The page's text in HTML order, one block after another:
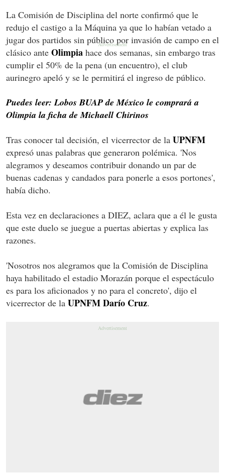
La Comisión de Disciplina del norte confirmó que le
redujo el castigo a la Máquina ya que lo habían vetado a
jugar dos partidos sin público por invasión de campo en el
clásico ante Olimpia hace dos semanas, sin embargo tras
cumplir el 50% de la pena (un encuentro), el club
aurinegro apeló y se le permitirá el ingreso de público.
Puedes leer: Lobos BUAP de México le comprará a
Olimpia la ficha de Michaell Chirinos
Tras conocer tal decisión, el vicerrector de la UPNFM
expresó unas palabras que generaron polémica. 'Nos
alegramos y deseamos contribuir donando un par de
buenas cadenas y candados para ponerle a esos portones',
había dicho.
Esta vez en declaraciones a DIEZ, aclara que a él le gusta
que este duelo se juegue a puertas abiertas y explica las
razones.
'Nosotros nos alegramos que la Comisión de Disciplina
haya habilitado el estadio Morazán porque el espectáculo
es para los aficionados y no para el concreto', dijo el
vicerrector de la UPNFM Darío Cruz.